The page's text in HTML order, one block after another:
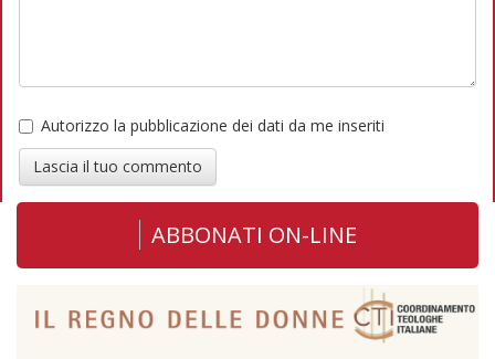
Autorizzo la pubblicazione dei dati da me inseriti
Lascia il tuo commento
ABBONATI ON-LINE